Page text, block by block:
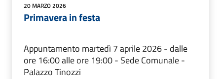
20 MARZO 2026
Primavera in festa
Appuntamento martedì 7 aprile 2026 - dalle
ore 16:00 alle ore 19:00 - Sede Comunale -
Palazzo Tinozzi